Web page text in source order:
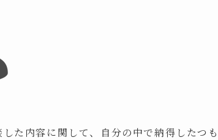
た内容に関して、自分の中で納得したつも